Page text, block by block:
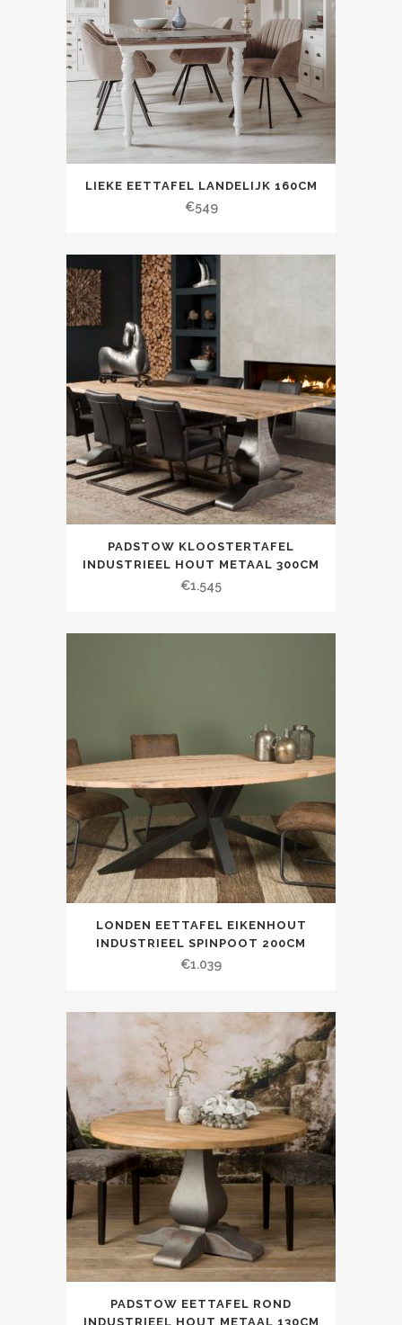
LIEKE EETTAFEL LANDELIJK 160CM
€549
PADSTOW KLOOSTERTAFEL
INDUSTRIEEL HOUT METAAL 300CM
€1.545
LONDEN EETTAFEL EIKENHOUT
INDUSTRIEEL SPINPOOT 200CM
€1.039
PADSTOW EETTAFEL ROND
INDUSTRIEEL HOUT METAAL 130CM